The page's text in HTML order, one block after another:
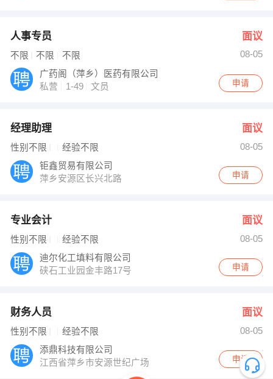
人事专员 面议
不限 不限 不限
08-05
广药阁（萍乡）医药有限公司
私营
1-49 文员 申请
经理助理 面议
性别不限 经验不限
08-05
钜鑫贸易有限公司
萍乡安源区长兴北路
申请
专业会计 面议
性别不限 经验不限
08-05
迪尔化工填料有限公司
硖石工业园金丰路17号
申请
财务人员 面议
性别不限 经验不限
08-05
添鼎科技有限公司
江西省萍乡市安源世纪广场
申请